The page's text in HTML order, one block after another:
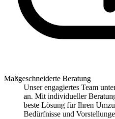
Maßgeschneiderte Beratung
Unser engagiertes Team
an. Mit individueller
beste Lösung für Ihren
Bedürfnisse und